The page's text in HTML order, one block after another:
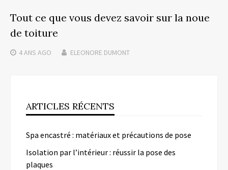
Tout ce que vous devez savoir sur la noue
de toiture
4 ANS AGO ELEONORE DUMONT
ARTICLES RÉCENTS
Spa encastré : matériaux et précautions de pose
Isolation par l’intérieur : réussir la pose des
plaques